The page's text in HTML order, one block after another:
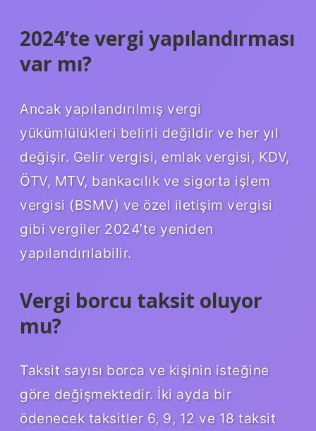
2024’te vergi yapılandırması
var mı?
Ancak yapılandırılmış vergi
yükümlülükleri belirli değildir ve her yıl
değişir. Gelir vergisi, emlak vergisi, KDV,
ÖTV, MTV, bankacılık ve sigorta işlem
vergisi (BSMV) ve özel iletişim vergisi
gibi vergiler 2024’te yeniden
yapılandırılabilir.
Vergi borcu taksit oluyor
mu?
Taksit sayısı borca ​​ve kişinin isteğine
göre değişmektedir. İki ayda bir
ödenecek taksitler 6, 9, 12 ve 18 taksit